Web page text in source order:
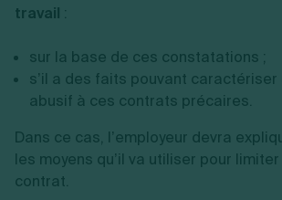
travail :
sur la base de ces constatations ;
s’il a des faits pouvant caractériser
abusif à ces contrats précaires.
Dans ce cas, l’employeur devra
les moyens qu’il va utiliser pour
contrat.